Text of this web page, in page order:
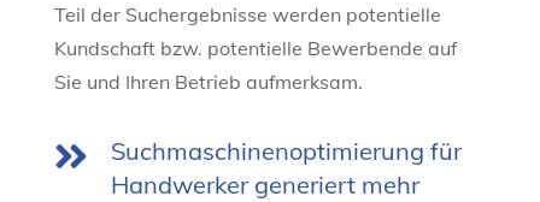
Teil der Suchergebnisse werden potentielle
Kundschaft bzw. potentielle Bewerbende auf
Sie und Ihren Betrieb aufmerksam.

Suchmaschinenoptimierung für
Handwerker generiert mehr